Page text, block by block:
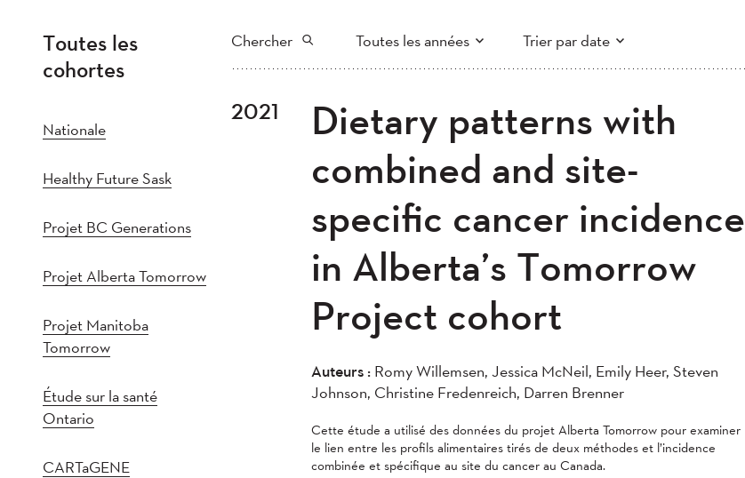
Toutes les
cohortes
Nationale
Healthy Future Sask
Projet BC Generations
Projet Alberta Tomorrow
Projet Manitoba
Tomorrow
Étude sur la santé
Ontario
CARTaGENE
Chercher Toutes les années Trier par date
Tout
2021
2020 2019 2018
2015 2014 2013
2010 2008 2007
2004
Plus récent au plus ancien Plus ancien au plus récent
2021
Dietary patterns with
combined and site-
specific cancer incidence
in Alberta’s Tomorrow
Project cohort
Auteurs : Romy Willemsen, Jessica McNeil, Emily Heer, Steven
Johnson, Christine Fredenreich, Darren Brenner
Cette étude a utilisé des données du projet Alberta Tomorrow pour examiner
le lien entre les profils alimentaires tirés de deux méthodes et l’incidence
combinée et spécifique au site du cancer au Canada.